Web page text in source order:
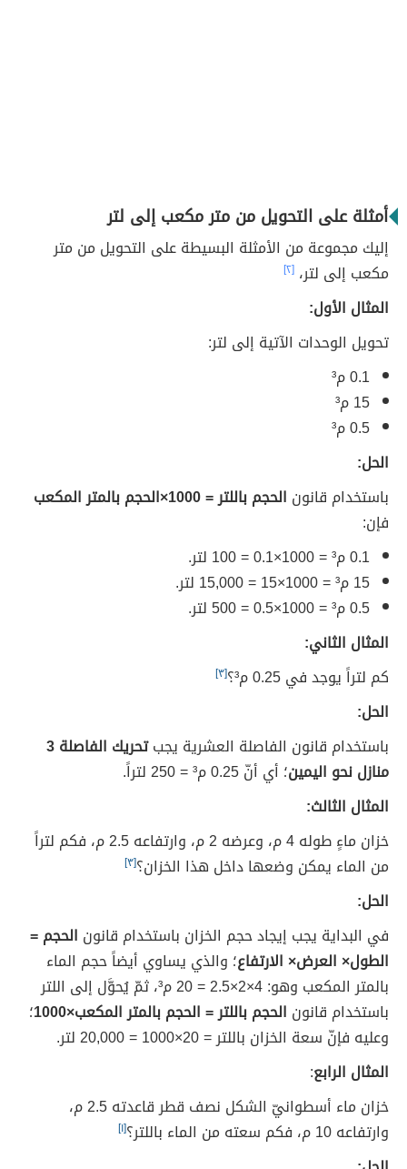
أمثلة على التحويل من متر مكعب إلى لتر
إليك مجموعة من الأمثلة البسيطة على التحويل من متر
مكعب إلى لتر، [٢]
المثال الأول:
تحويل الوحدات الآتية إلى لتر:
0.1 م³
15 م³
0.5 م³
الحل:
باستخدام قانون الحجم باللتر = 1000×الحجم بالمتر المكعب
فإن:
0.1 م³ = 1000×0.1 = 100 لتر.
15 م³ = 1000×15 = 15,000 لتر.
0.5 م³ = 1000×0.5 = 500 لتر.
المثال الثاني:
كم لتراً يوجد في 0.25 م³؟
[٣]
الحل:
باستخدام قانون الفاصلة العشرية يجب
تحريك الفاصلة 3
منازل نحو اليمين؛ أي أنّ 0.25 م³ = 250 لتراً.
المثال الثالث:
خزان ماءٍ طوله 4 م، وعرضه 2 م، وارتفاعه 2.5 م، فكم لتراً
من الماء يمكن وضعها داخل هذا الخزان؟[٣]
الحل:
في البداية يجب إيجاد حجم الخزان باستخدام قانون الحجم =
الطول× العرض× الارتفاع؛ والذي يساوي أيضاً حجم الماء
بالمتر المكعب وهو: 4×2×2.5 = 20 م³، ثمّ يُحوَّل إلى اللتر
باستخدام قانون الحجم باللتر = الحجم بالمتر المكعب×1000
؛
وعليه فإنّ سعة الخزان باللتر = 20×1000 = 20,000 لتر.
المثال الرابع:
خزان ماء أسطوانيّ الشكل نصف قطر قاعدته 2.5 م،
وارتفاعه 10 م، فكم سعته من الماء باللتر؟
[١]